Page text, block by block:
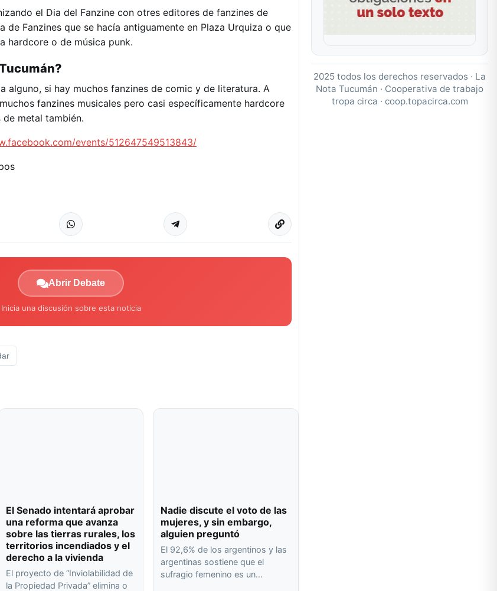
el Dia del Fanzine con otres editores de fanzines de
de Fanzines que se hacía antiguamente en Plaza Urquiza o que
hardcore o de música punk.
alguno, si hay muchos fanzines de comic y de literatura. A
fanzines musicales pero casi específicamente hardcore
metal también.
events/512647549513843/
Abrir Debate
Inicia una discusión sobre esta noticia
El Senado intentará aprobar
una reforma que avanza
sobre las tierras rurales, los
territorios incendiados y el
derecho a la vivienda
El proyecto de “Inviolabilidad de
la Propiedad Privada” elimina o
Nadie discute el voto de las
mujeres, y sin embargo,
alguien preguntó
El 92,6% de los argentinos y las
argentinas sostiene que el
sufragio femenino es un…
2025 todos los derechos reservados · La
Nota Tucumán · Cooperativa de trabajo
tropa circa · coop.topacirca.com